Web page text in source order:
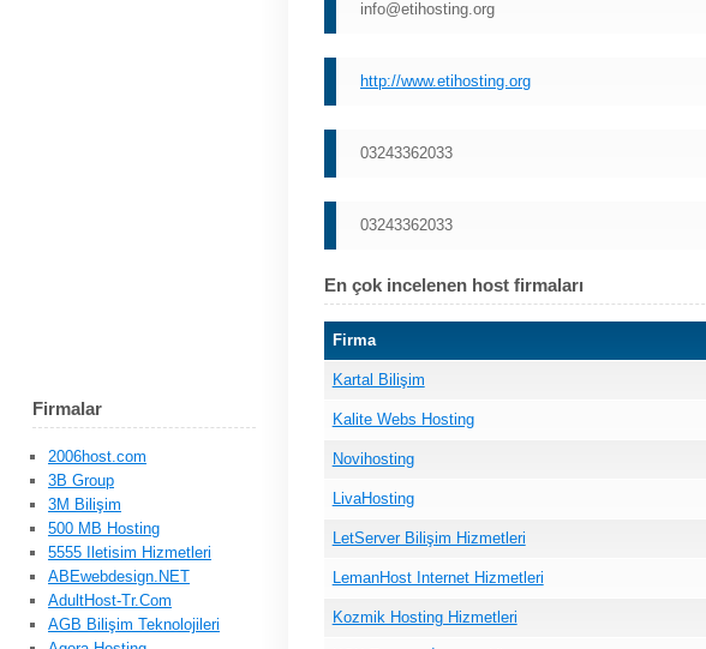
info@etihosting.org
http://www.etihosting.org
03243362033
03243362033
En çok incelenen host firmaları
Firma
Kartal Bilişim
Kalite Webs Hosting
Novihosting
LivaHosting
LetServer Bilişim Hizmetleri
LemanHost Internet Hizmetleri
Kozmik Hosting Hizmetleri
Firmalar
2006host.com
3B Group
3M Bilişim
500 MB Hosting
5555 Iletisim Hizmetleri
ABEwebdesign.NET
AdultHost-Tr.Com
AGB Bilişim Teknolojileri